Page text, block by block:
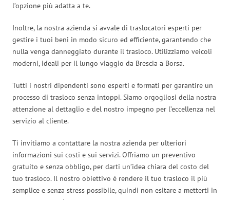
l’opzione più adatta a te.
Inoltre, la nostra azienda si avvale di traslocatori esperti per
gestire i tuoi beni in modo sicuro ed efficiente, garantendo che
nulla venga danneggiato durante il trasloco. Utilizziamo veicoli
moderni, ideali per il lungo viaggio da Brescia a Borsa.
Tutti i nostri dipendenti sono esperti e formati per garantire un
processo di trasloco senza intoppi. Siamo orgogliosi della nostra
attenzione al dettaglio e del nostro impegno per l’eccellenza nel
servizio al cliente.
Ti invitiamo a contattare la nostra azienda per ulteriori
informazioni sui costi e sui servizi. Offriamo un preventivo
gratuito e senza obbligo, per darti un’idea chiara del costo del
tuo trasloco. Il nostro obiettivo è rendere il tuo trasloco il più
semplice e senza stress possibile, quindi non esitare a metterti in